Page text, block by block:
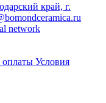
край, г.
оплаты Условия